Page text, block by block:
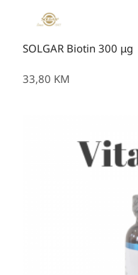
SOLGAR Biotin 300 μg
33,80 KM